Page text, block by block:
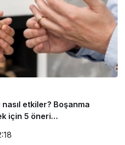
etkiler? Boşanma
için 5 öneri…